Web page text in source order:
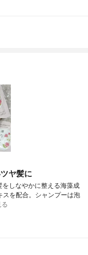
ヤ髪に
しなやかに整える海藻成
スを配合。シャンプーは泡